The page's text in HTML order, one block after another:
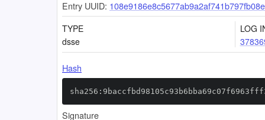
Entry UUID:
TYPE
dsse
LOG
Hash
Signature